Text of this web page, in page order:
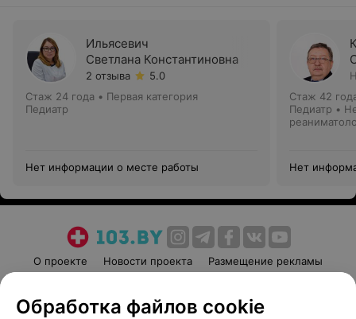
Ильясевич
Светлана Константиновна
2 отзыва
5.0
Стаж 24 года • Первая категория
Педиатр
Нет информации о месте работы
Стаж 42
Педиатр •
Нет
О проекте Новости проекта
Размещение рекламы
Пользовательское соглашение
Способы оплаты
Обработка файлов cookie